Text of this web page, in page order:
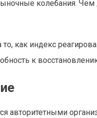
колебания. Чем
то, как индекс
к
авторитетными